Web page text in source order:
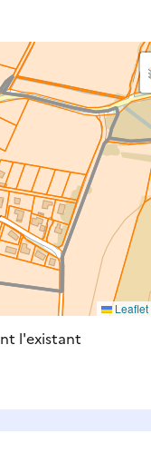
Leaflet
projet
espaces verts,
le projet
l'existant